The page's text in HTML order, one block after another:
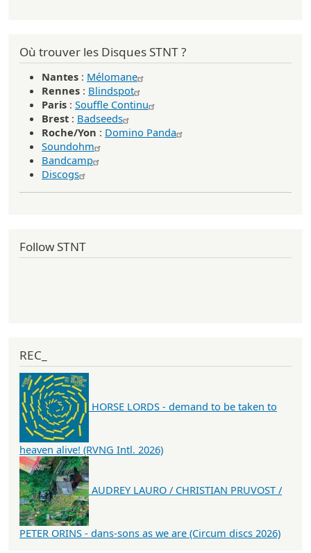
Où trouver les Disques STNT ?
Nantes : Mélomane
Rennes : Blindspot
Paris : Souffle Continu
Brest : Badseeds
Roche/Yon : Domino Panda
Soundohm
Bandcamp
Discogs
Follow STNT
REC_
HORSE LORDS - demand to be taken to
heaven alive! (RVNG Intl. 2026)
AUDREY LAURO / CHRISTIAN PRUVOST /
PETER ORINS - dans-sons as we are (Circum discs 2026)